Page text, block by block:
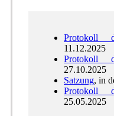
Protokoll
11.12.2025
Protokoll
27.10.2025
Satzung, in
Protokoll
25.05.2025